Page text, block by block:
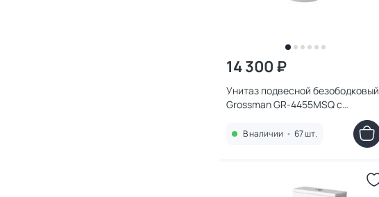
14 300 ₽
Унитаз подвесной безободковый
Grossman GR-4455MSQ с
микролифтом, белый матовый
В наличии • 67 шт.